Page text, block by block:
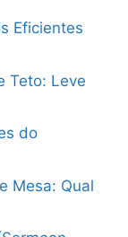
Eficientes
Teto: Leve
do
Mesa: Qual